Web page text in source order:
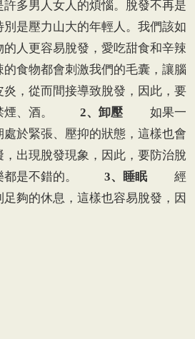
多男人女人的煩惱。脫發不再是
是壓力山大的年輕人。我們該如
更容易脫發，愛吃甜食和辛辣
食物都會刺激我們的毛囊，讓腦
，從而間接導致脫發，因此，要
煙、酒。
2、卸壓如果一
於緊張、壓抑的狀態，這樣也會
出現脫發現象，因此，要防治脫
樂都是不錯的。 3、睡眠經
夠的休息，這樣也容易脫發，因